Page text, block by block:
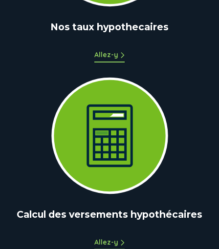
Nos taux hypothecaires
Allez-y
Calcul des versements hypothécaires
Allez-y